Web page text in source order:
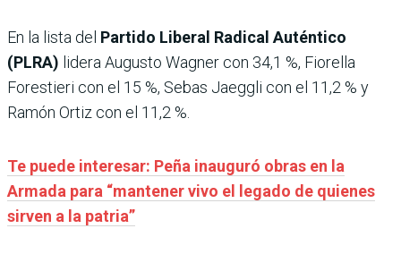
En la lista del Partido Liberal Radical Auténtico
(PLRA) lidera Augusto Wagner con 34,1 %, Fiorella
Forestieri con el 15 %, Sebas Jaeggli con el 11,2 % y
Ramón Ortiz con el 11,2 %.
Te puede interesar: Peña inauguró obras en la
Armada para “mantener vivo el legado de quienes
sirven a la patria”